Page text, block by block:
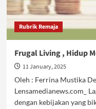
Rubrik Remaja
Frugal Living , Hidup
11 January, 2025
Oleh : Ferrina Mustika
Lensamedianews.com_
dengan kebijakan yang